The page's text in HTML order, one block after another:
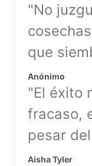
"No
que
Anónimo
"El éxito
fracaso,
pesar
Aisha Tyler